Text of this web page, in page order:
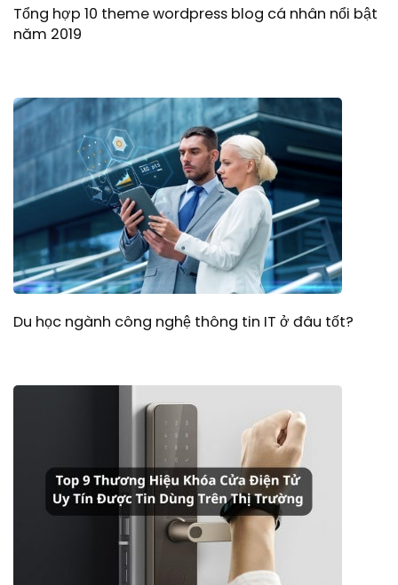
Tổng hợp 10 theme wordpress blog cá nhân nổi bật
năm 2019
Du học ngành công nghệ thông tin IT ở đâu tốt?